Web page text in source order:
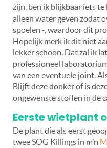
zijn, ben ik blijkbaar íets
alleen water geven zodat
spoelen -, waardoor dit
Hopelijk merk ik dit niet
lekker schoon. Dat zal ik
professioneel
van een eventuele joint.
Blijft deze donker of is
ongewenste stoffen in de
Eerste wietplant
De plant die als eerst
twee SOG Killings in m’n